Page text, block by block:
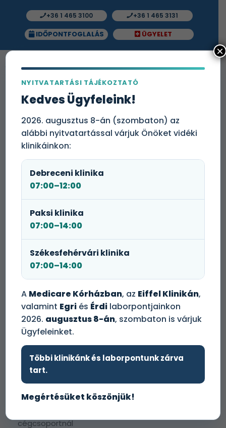
+36 1 465 3100 +36 1 465 3131
IDŐPONTFOGLALÁS ÜGYELET
Gyógyszertári szakasszisztens
(Győr)
GYÓGYSZERTÁRI SZAKASSZISZTENS
kollégát keresünk a Medicare új, hamarosan Győrben
megnyíló patikájába
Amit várunk:
Érvényes működési engedély
Elkötelezett a minőségi ellátásban
Önálló munkavégzési képesség, precizitás
Jó kommunikációs készségek
Amit kínálunk:
Versenyképes bérezés
Modern, korszerű felszereltség
Felelősségteljes, önálló munkavégzés lehetősége
cégcsoportnál
NYITVATARTÁSI TÁJÉKOZTATÓ
Kedves Ügyfeleink!
2026. augusztus 8-án (szombaton) az
alábbi nyitvatartással várjuk Önöket vidéki
klinikáinkon:
Debreceni klinika
07:00–12:00
Paksi klinika
07:00–14:00
Székesfehérvári klinika
07:00–14:00
A Medicare Kórházban, az Eiffel Klinikán,
valamint Egri és Érdi laborpontjainkon
2026. augusztus 8-án, szombaton is várjuk
Ügyfeleinket.
Többi klinikánk és laborpontunk zárva
tart.
Megértésüket köszönjük!
×